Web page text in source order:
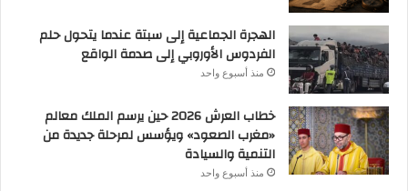
الهجرة الجماعية إلى سبتة عندما يتحول حلم
الفردوس الأوروبي إلى صدمة الواقع
منذ أسبوع واحد
خطاب العرش 2026 حين يرسم الملك معالم
«مغرب الصعود» ويؤسس لمرحلة جديدة من
التنمية والسيادة
منذ أسبوع واحد